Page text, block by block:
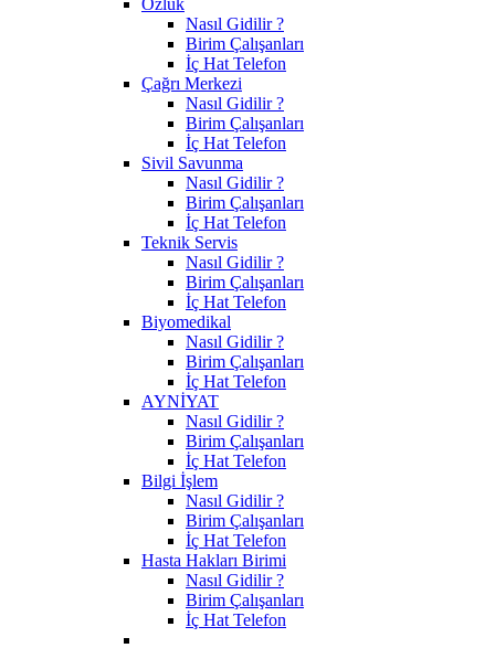
Nasıl Gidilir ?
Birim Çalışanları
İç Hat Telefon
Çağrı Merkezi
Nasıl Gidilir ?
Birim Çalışanları
İç Hat Telefon
Sivil Savunma
Nasıl Gidilir ?
Birim Çalışanları
İç Hat Telefon
Teknik Servis
Nasıl Gidilir ?
Birim Çalışanları
İç Hat Telefon
Biyomedikal
Nasıl Gidilir ?
Birim Çalışanları
İç Hat Telefon
AYNİYAT
Nasıl Gidilir ?
Birim Çalışanları
İç Hat Telefon
Bilgi İşlem
Nasıl Gidilir ?
Birim Çalışanları
İç Hat Telefon
Hasta Hakları Birimi
Nasıl Gidilir ?
Birim Çalışanları
İç Hat Telefon